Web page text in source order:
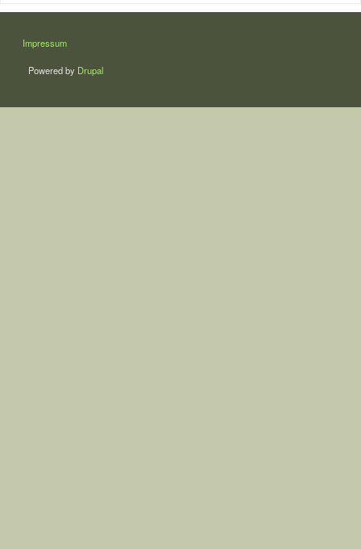
LÁBLÉC
Impressum
Powered by Drupal